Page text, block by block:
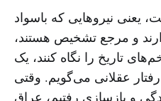
یعنی نیروهایی که باسواد
و مرجع تشخیص هستند،
تاریخ را نگاه کنند، یک
عقلانی می‌گویم. وقتی
و بازسازی رفتیم، عراق